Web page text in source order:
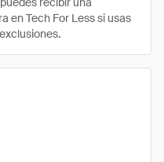
en Tech For Less si usas